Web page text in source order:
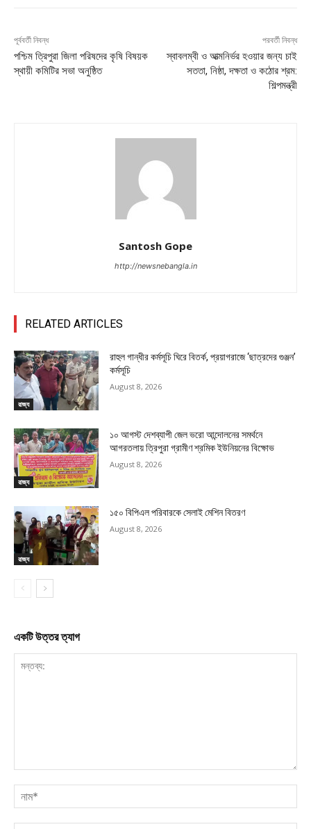
পূর্ববর্তী নিবন্ধ
পশ্চিম ত্রিপুরা জিলা পরিষদের কৃষি বিষয়ক
স্থায়ী কমিটির সভা অনুষ্ঠিত
পরবর্তী নিবন্ধ
স্বাবলম্বী ও আত্মনির্ভর হওয়ার জন্য চাই
সততা, নিষ্ঠা, দক্ষতা ও কঠোর শ্রম:
শিল্পমন্ত্রী
Santosh Gope
http://newsnebangla.in
RELATED ARTICLES
রাজ্য
রাহুল গান্ধীর কর্মসূচি ঘিরে বিতর্ক, প্রয়াগরাজে ‘ছাত্রদের গুঞ্জন’
কর্মসূচি
August 8, 2026
রাজ্য
১০ আগস্ট দেশব্যাপী জেল ভরো আন্দোলনের সমর্থনে
আগরতলায় ত্রিপুরা গ্রামীণ শ্রমিক ইউনিয়নের বিক্ষোভ
August 8, 2026
রাজ্য
১৫০ বিপিএল পরিবারকে সেলাই মেশিন বিতরণ
August 8, 2026
একটি উত্তর ত্যাগ